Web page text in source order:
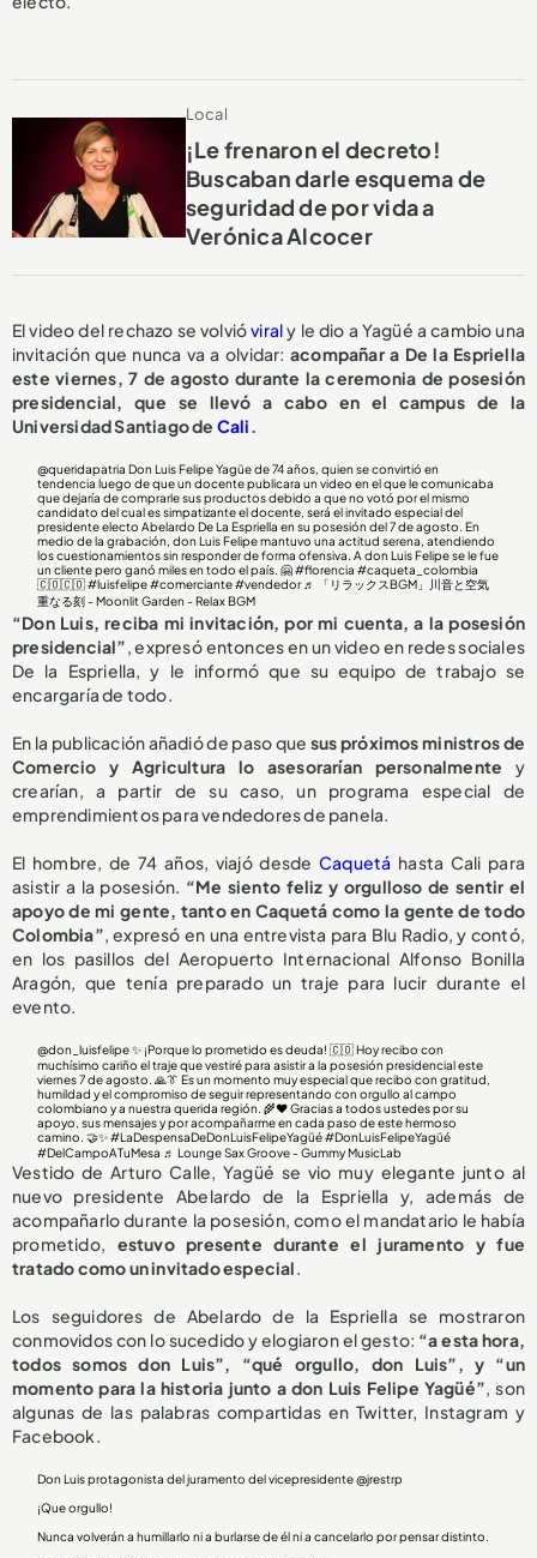
Local
¡Le frenaron el decreto!
Buscaban darle esquema de
seguridad de por vida a
Verónica Alcocer
El video del rechazo se volvióviraly le dio a Yagüé a cambio una
invitación que nunca va a olvidar: acompañar a De la Espriella
este viernes, 7 de agosto durante la ceremonia de posesión
presidencial, que se llevó a cabo en el campus de la
Universidad Santiago de Cali.
@queridapatria Don Luis Felipe Yagüe de 74 años, quien se convirtió en
tendencia luego de que un docente publicara un video en el que le comunicaba
que dejaría de comprarle sus productos debido a que no votó por el mismo
candidato del cual es simpatizante el docente, será el invitado especial del
presidente electo Abelardo De La Espriella en su posesión del 7 de agosto. En
medio de la grabación, don Luis Felipe mantuvo una actitud serena, atendiendo
los cuestionamientos sin responder de forma ofensiva. A don Luis Felipe se le fue
un cliente pero ganó miles en todo el país. 🤗#florencia #caqueta_colombia
🇨🇴🇨🇴 #luisfelipe #comerciante #vendedor ♬ 「リラックスBGM」川音と空気
重なる刻 - Moonlit Garden - Relax BGM
“Don Luis, reciba mi invitación, por mi cuenta, a la posesión
presidencial”, expresó entonces en un video en redes sociales
De la Espriella, y le informó que su equipo de trabajo se
encargaría de todo.
En la publicación añadió de paso que sus próximos ministros de
Comercio y Agricultura lo asesorarían personalmente y
crearían, a partir de su caso, un programa especial de
emprendimientos para vendedores de panela.
El hombre, de 74 años, viajó desdeCaquetá hasta Cali para
asistir a la posesión. “Me siento feliz y orgulloso de sentir el
apoyo de mi gente, tanto en Caquetá como la gente de todo
Colombia”, expresó en una entrevista para Blu Radio, y contó,
en los pasillos del Aeropuerto Internacional Alfonso Bonilla
Aragón, que tenía preparado un traje para lucir durante el
evento.
@don_luisfelipe✨ ¡Porque lo prometido es deuda! 🇨🇴 Hoy recibo con
muchísimo cariño el traje que vestiré para asistir a la posesión presidencial este
viernes 7 de agosto. 🙏👔 Es un momento muy especial que recibo con gratitud,
humildad y el compromiso de seguir representando con orgullo al campo
colombiano y a nuestra querida región. 🌾❤️ Gracias a todos ustedes por su
apoyo, sus mensajes y por acompañarme en cada paso de este hermoso
camino. 🤝✨#LaDespensaDeDonLuisFelipeYagüé #DonLuisFelipeYagüé
#DelCampoATuMesa ♬ Lounge Sax Groove - Gummy MusicLab
Vestido de Arturo Calle, Yagüé se vio muy elegante junto al
nuevo presidente Abelardo de la Espriella y, además de
acompañarlo durante la posesión, como el mandatario le había
prometido, estuvo presente durante el juramento y fue
tratado como un invitado especial.
Los seguidores de Abelardo de la Espriella se mostraron
conmovidos con lo sucedido y elogiaron el gesto: “a esta hora,
todos somos don Luis”, “qué orgullo, don Luis”, y “un
momento para la historia junto a don Luis Felipe Yagüé”, son
algunas de las palabras compartidas en Twitter, Instagram y
Facebook.
Don Luis protagonista del juramento del vicepresidente@jrestrp
¡Que orgullo!
Nunca volverán a humillarlo ni a burlarse de él ni a cancelarlo por pensar distinto.